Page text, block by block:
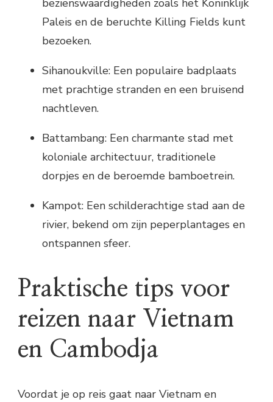
bezienswaardigheden zoals het Koninklijk
Paleis en de beruchte Killing Fields kunt
bezoeken.
Sihanoukville: Een populaire badplaats
met prachtige stranden en een bruisend
nachtleven.
Battambang: Een charmante stad met
koloniale architectuur, traditionele
dorpjes en de beroemde bamboetrein.
Kampot: Een schilderachtige stad aan de
rivier, bekend om zijn peperplantages en
ontspannen sfeer.
Praktische tips voor
reizen naar Vietnam
en Cambodja
Voordat je op reis gaat naar Vietnam en